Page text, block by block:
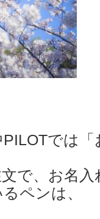
では
で、お名
ペンは、